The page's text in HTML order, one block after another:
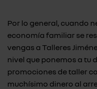
Por lo general, cuando
economía familiar se
vengas a Talleres
nivel que ponemos a tu
promociones de taller
muchísimo dinero al